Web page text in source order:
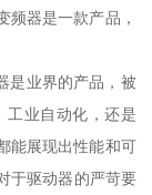
频器是一款产品，
业界的产品，被
工业自动化，还是
能展现出性能和可
于驱动器的严苛要